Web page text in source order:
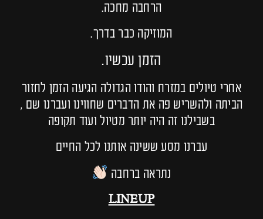
הרחבה מחכה.
המוזיקה כבר בדרך.
הזמן עכשיו.
אחרי טיולים במזרח והודו הגדולה הגיעה הזמן לחזור
הביתה ולהשריש פה את הדברים שחווינו ועברנו שם ,
בשבילנו זה היה יותר מטיול ועוד תקופה
עברנו מסע ששינה אותנו לכל החיים
נתראה ברחבה
LINEUP